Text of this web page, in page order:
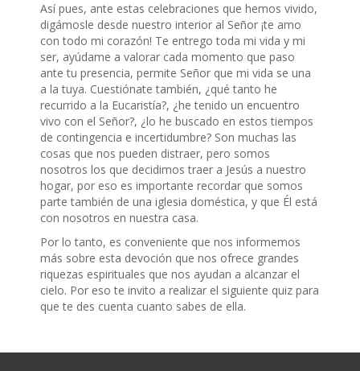
Así pues, ante estas celebraciones que hemos vivido,
digámosle desde nuestro interior al Señor ¡te amo
con todo mi corazón! Te entrego toda mi vida y mi
ser, ayúdame a valorar cada momento que paso
ante tu presencia, permite Señor que mi vida se una
a la tuya. Cuestiónate también, ¿qué tanto he
recurrido a la Eucaristía?, ¿he tenido un encuentro
vivo con el Señor?, ¿lo he buscado en estos tiempos
de contingencia e incertidumbre? Son muchas las
cosas que nos pueden distraer, pero somos
nosotros los que decidimos traer a Jesús a nuestro
hogar, por eso es importante recordar que somos
parte también de una iglesia doméstica, y que Él está
con nosotros en nuestra casa.
Por lo tanto, es conveniente que nos informemos
más sobre esta devoción que nos ofrece grandes
riquezas espirituales que nos ayudan a alcanzar el
cielo. Por eso te invito a realizar el siguiente quiz para
que te des cuenta cuanto sabes de ella.